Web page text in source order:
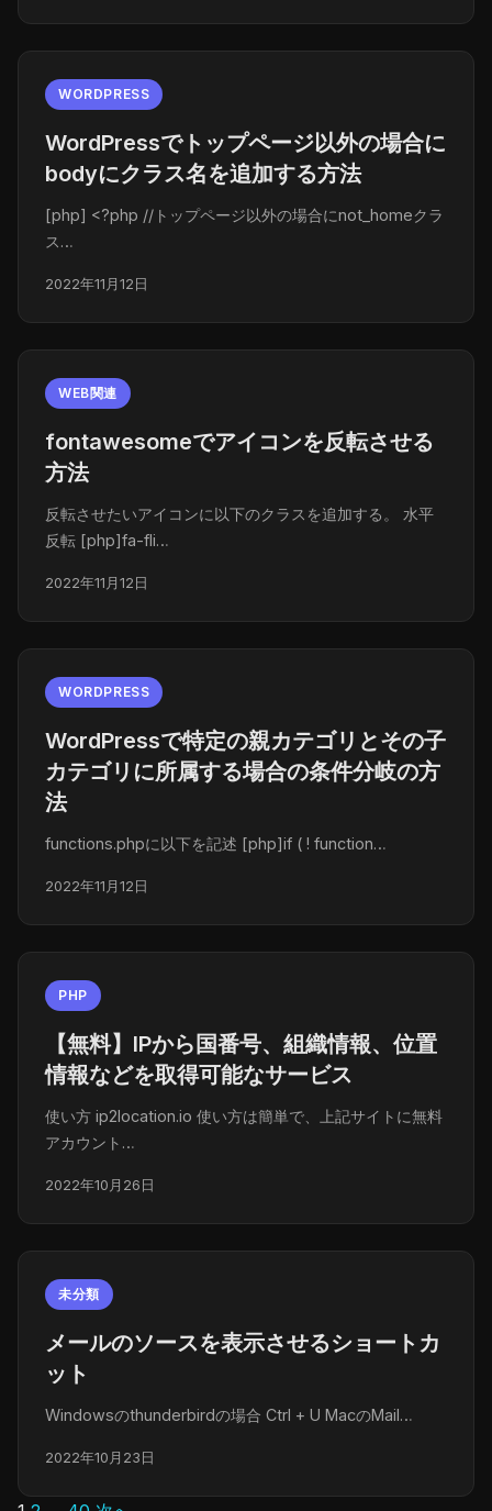
WORDPRESS
WordPressでトップページ以外の場合に
bodyにクラス名を追加する方法
[php] <?php //トップページ以外の場合にnot_homeクラ
ス…
2022年11月12日
WEB関連
fontawesomeでアイコンを反転させる
方法
反転させたいアイコンに以下のクラスを追加する。 水平
反転 [php]fa-fli…
2022年11月12日
WORDPRESS
WordPressで特定の親カテゴリとその子
カテゴリに所属する場合の条件分岐の方
法
functions.phpに以下を記述 [php]if ( ! function…
2022年11月12日
PHP
【無料】IPから国番号、組織情報、位置
情報などを取得可能なサービス
使い方 ip2location.io 使い方は簡単で、上記サイトに無料
アカウント…
2022年10月26日
未分類
メールのソースを表示させるショートカ
ット
Windowsのthunderbirdの場合 Ctrl + U MacのMail…
2022年10月23日